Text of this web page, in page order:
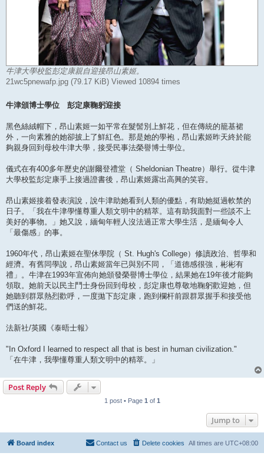
牛津大學校監彭定康親自迎接昂山素姬。
21wc5pnewafp.jpg (79.17 KiB) Viewed 10894 times
牛津頒博士學位 彭定康鞠躬迎接
黑色絲絨帽下，昂山素姬一如平常在髮髻別上鮮花，但在傳統的籠基裙
外，一向素雅的她卻披上了鮮紅色。那是她的學袍，昂山素姬昨天終於能
夠親身回到母校牛津大學，接受民事法榮譽博士學位。
儀式在有400多年歷史的謝爾登禮堂（ Sheldonian Theatre）舉行。從牛津
大學校監彭定康手上接過證書後，昂山素姬露出高興的笑容。
昂山素姬接着發表演說，說牛津助她看到人類的優點，有助她挺過軟禁的
日子。「我在牛津學懂尊重人類文明中的精萃。這有助我面對一些談不上
美好的事物。」她又說，緬甸年輕人沒法過正常大學生活，是緬甸令人
「最傷感」的事。
1960年代，昂山素姬在聖休學院（ St. Hugh's College）修讀政治、哲學和
經濟。有舊同學說，昂山素姬當年已與別不同，「道德感很強，彬彬有
禮」。牛津在1993年宣佈向她頒發榮譽博士學位，結果她在19年後才能夠
領取。她前天以民主鬥士身份回到母校，彭定康也尊敬地鞠躬歡迎她，但
她聽到群眾熱烈歡呼，一度拋下彭定康，跑到欄杆前跟群眾握手和接受他
們送的鮮花。
法新社/英國《泰晤士報》
"In Oxford I learned to respect all that is best in human civilization."
「在牛津，我學懂尊重人類文明中的精萃。」
Post Reply
1 post • Page 1 of 1
Jump to
Board index All times are UTC+08:00
Delete cookies
Contact us